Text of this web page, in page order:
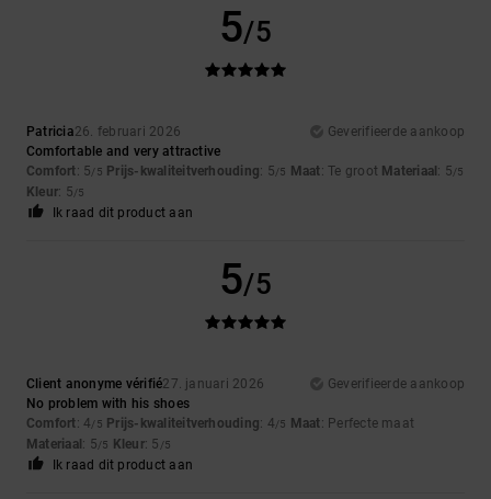
5/5
Patricia26. februari 2026
Geverifieerde aankoop
Comfortable and very attractive
Comfort: 5/5 Prijs-kwaliteitverhouding: 5/5 Maat: Te groot Materiaal: 5/5
Kleur: 5/5
Ik raad dit product aan
5/5
Client anonyme vérifié27. januari 2026
Geverifieerde aankoop
No problem with his shoes
Comfort: 4/5 Prijs-kwaliteitverhouding: 4/5 Maat: Perfecte maat
Materiaal: 5/5 Kleur: 5 /5
Ik raad dit product aan